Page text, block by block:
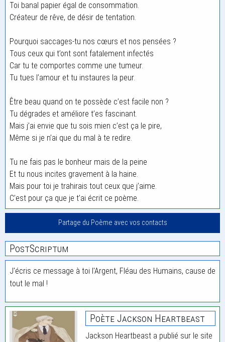
Toi banal papier égal de consommation.
Créateur de rêve, de désir de tentation.
Pourquoi saccages-tu nos cœurs et nos pensées ?
Tous ceux qui t’ont sont fatalement infectés
Car tu te comportes comme une tumeur.
Tu tues l’amour et tu instaures la peur.
Être beau quand on te possède c’est facile non ?
Tu dégrades et améliore t’es fascinant.
Mais j’ai envie que tu sois mien c’est ça le pire,
Même si je n’ai que du mal à te redire.
Tu ne fais pas le bonheur mais de la peine
Et tu nous incites gravement à la haine.
Mais pour toi je trahirais tout ceux que j’aime.
C’est pour ça que je t’ai écrit ce poème.
Partage du Poème avec vos contacts
PostScriptum
J'écris ce message à toi l'Argent, Fléau des Humains, cause de
tout le mal !
Poète Jackson Heartbeast
Jackson Heartbeast a publié sur le site